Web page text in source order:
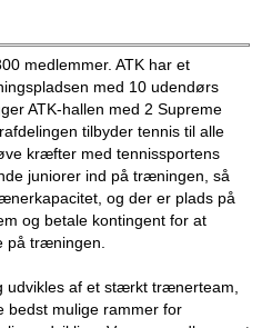
medlemmer. ATK har et
med 10 udendørs
ATK-hallen med 2 Supreme
tilbyder tennis til alle
kræfter med tennissportens
juniorer ind på træningen, så
og der er plads på
og betale kontingent for at
på træningen.
udvikles af et stærkt trænerteam,
bedst mulige rammer for